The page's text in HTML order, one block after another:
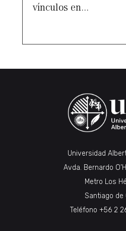
vínculos en...
Universidad
Avda. Bernardo
Metro Los
Santiago de
Teléfono +56 2